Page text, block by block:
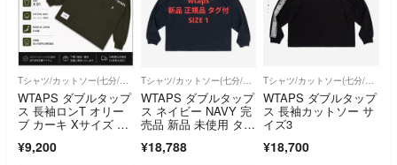
Tシャツ/カットソー(七分/長袖)
WTAPS ダブルタップ
ス 長袖ロンT オリー
ブ カーキ Xサイズ 胸
¥9,200
Tシャツ/カットソー(七分/長袖)
WTAPS ダブルタップ
ス ネイビー NAVY 完
売品 新品 未使用 タグ
¥18,788
Tシャツ/カットソー(七分/長袖)
WTAPS ダブルタップ
ス 長袖カットソー サ
イズ3
¥18,700